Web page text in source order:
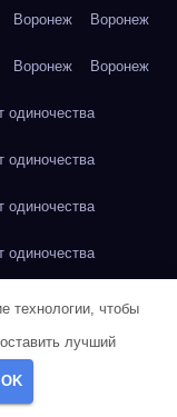
Воронеж Воронеж
Воронеж Воронеж
одиночества
одиночества
одиночества
одиночества
одиночества
технологии, чтобы
лучший
OK